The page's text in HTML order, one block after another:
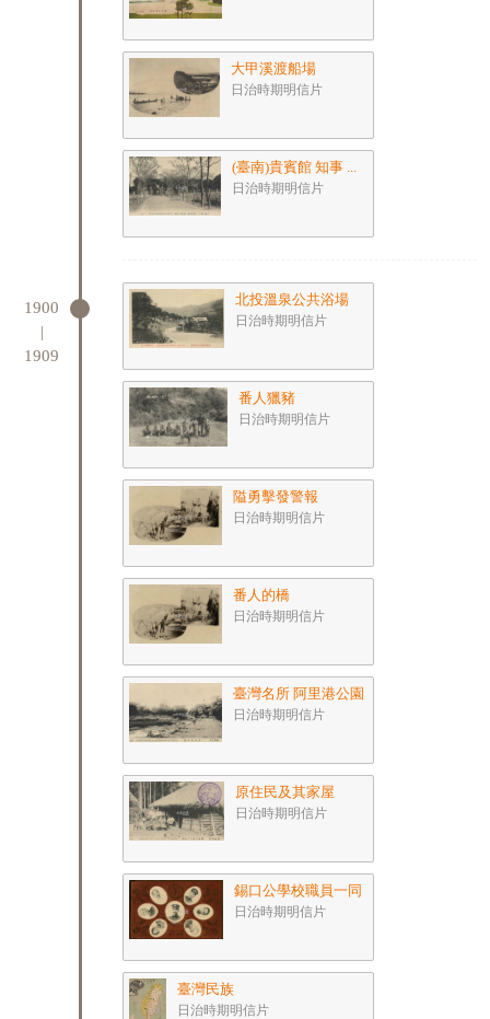
大甲溪渡船場
日治時期明信片
(臺南)貴賓館 知事 ...
日治時期明信片
1900
|
1909
北投溫泉公共浴場
日治時期明信片
番人獵豬
日治時期明信片
隘勇擊發警報
日治時期明信片
番人的橋
日治時期明信片
臺灣名所 阿里港公園
日治時期明信片
原住民及其家屋
日治時期明信片
錫口公學校職員一同
日治時期明信片
臺灣民族
日治時期明信片